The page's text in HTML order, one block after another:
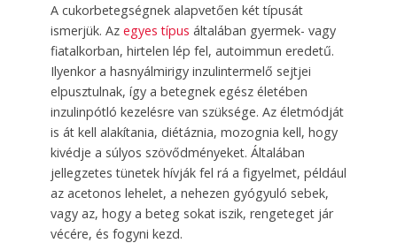
A cukorbetegségnek alapvetően két típusát
ismerjük. Az egyes típus általában gyermek- vagy
fiatalkorban, hirtelen lép fel, autoimmun eredetű.
Ilyenkor a hasnyálmirigy inzulintermelő sejtjei
elpusztulnak, így a betegnek egész életében
inzulinpótló kezelésre van szüksége. Az életmódját
is át kell alakítania, diétáznia, mozognia kell, hogy
kivédje a súlyos szövődményeket. Általában
jellegzetes tünetek hívják fel rá a figyelmet, például
az acetonos lehelet, a nehezen gyógyuló sebek,
vagy az, hogy a beteg sokat iszik, rengeteget jár
vécére, és fogyni kezd.